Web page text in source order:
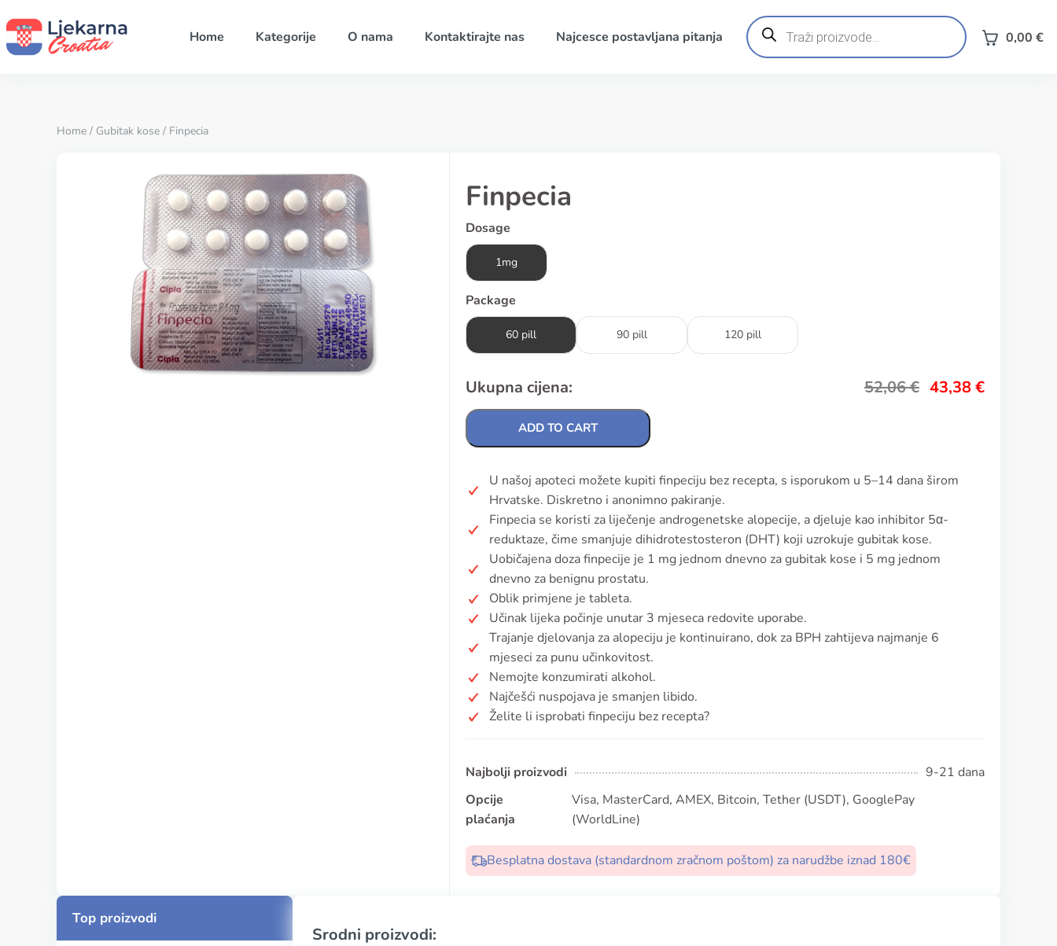
Home Kategorije O nama Kontaktirajte nas Najcesce postavljana pitanja
Products
search 0,00 €
Home / Gubitak kose / Finpecia
Finpecia
Dosage
1mg
Package
60 pill 90 pill 120 pill
Ukupna cijena: 52,06€ 43,38€
ADD TO CART
U našoj apoteci možete kupiti finpeciju bez recepta, s isporukom u 5–14 dana širom
Hrvatske. Diskretno i anonimno pakiranje.
Finpecia se koristi za liječenje androgenetske alopecije, a djeluje kao inhibitor 5α-
reduktaze, čime smanjuje dihidrotestosteron (DHT) koji uzrokuje gubitak kose.
Uobičajena doza finpecije je 1 mg jednom dnevno za gubitak kose i 5 mg jednom
dnevno za benignu prostatu.
Oblik primjene je tableta.
Učinak lijeka počinje unutar 3 mjeseca redovite uporabe.
Trajanje djelovanja za alopeciju je kontinuirano, dok za BPH zahtijeva najmanje 6
mjeseci za punu učinkovitost.
Nemojte konzumirati alkohol.
Najčešći nuspojava je smanjen libido.
Želite li isprobati finpeciju bez recepta?
Najbolji proizvodi
9-21 dana
Opcije
plaćanja
Visa, MasterCard, AMEX, Bitcoin, Tether (USDT), GooglePay
(WorldLine)
Besplatna dostava (standardnom zračnom poštom) za narudžbe iznad 180€
Top proizvodi
Srodni proizvodi: